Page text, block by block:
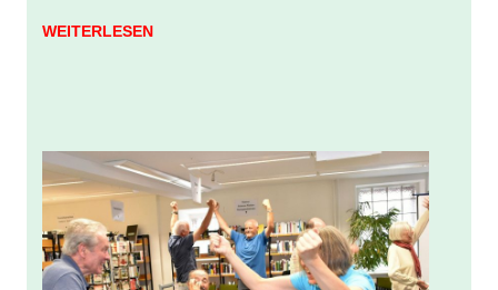
WEITERLESEN